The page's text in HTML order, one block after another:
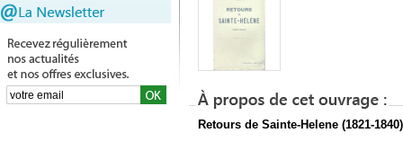
Retours de Sainte-Helene (1821-1840)